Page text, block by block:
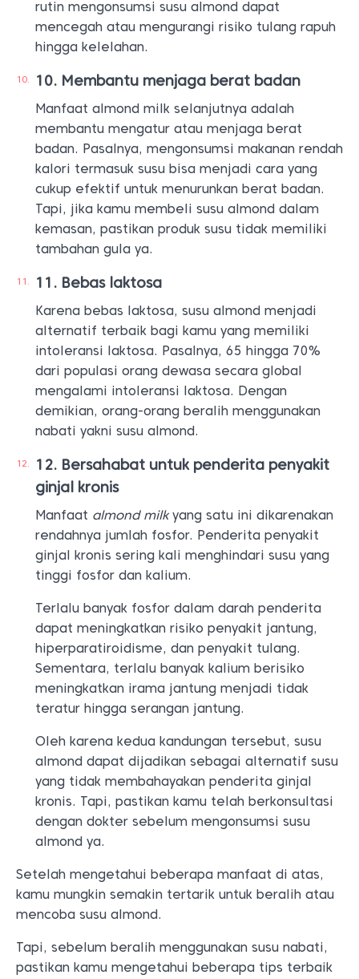
rutin mengonsumsi susu almond dapat
mencegah atau mengurangi risiko tulang rapuh
hingga kelelahan.
Membantu menjaga berat badan
Manfaat almond milk selanjutnya adalah
membantu mengatur atau menjaga berat
badan. Pasalnya, mengonsumsi makanan rendah
kalori termasuk susu bisa menjadi cara yang
cukup efektif untuk menurunkan berat badan.
Tapi, jika kamu membeli susu almond dalam
kemasan, pastikan produk susu tidak memiliki
tambahan gula ya.
Bebas laktosa
Karena bebas laktosa, susu almond menjadi
alternatif terbaik bagi kamu yang memiliki
intoleransi laktosa. Pasalnya, 65 hingga 70%
dari populasi orang dewasa secara global
mengalami intoleransi laktosa. Dengan
demikian, orang-orang beralih menggunakan
nabati yakni susu almond.
Bersahabat untuk penderita penyakit
ginjal kronis
Manfaat almond milkyang satu ini dikarenakan
rendahnya jumlah fosfor. Penderita penyakit
ginjal kronis sering kali menghindari susu yang
tinggi fosfor dan kalium.
Terlalu banyak fosfor dalam darah penderita
dapat meningkatkan risiko penyakit jantung,
hiperparatiroidisme, dan penyakit tulang.
Sementara, terlalu banyak kalium berisiko
meningkatkan irama jantung menjadi tidak
teratur hingga serangan jantung.
Oleh karena kedua kandungan tersebut, susu
almond dapat dijadikan sebagai alternatif susu
yang tidak membahayakan penderita ginjal
kronis. Tapi, pastikan kamu telah berkonsultasi
dengan dokter sebelum mengonsumsi susu
almond ya.
Setelah mengetahui beberapa manfaat di atas,
kamu mungkin semakin tertarik untuk beralih atau
mencoba susu almond.
Tapi, sebelum beralih menggunakan susu nabati,
pastikan kamu mengetahui beberapa tips terbaik